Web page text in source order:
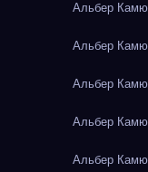
Альбер
Альбер
Альбер
Альбер
Альбер